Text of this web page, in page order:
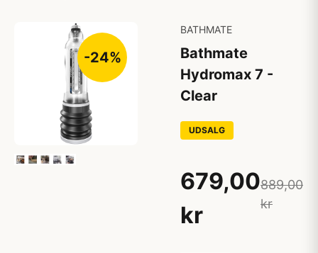
-24%
BATHMATE
Bathmate
Hydromax 7 -
Clear
UDSALG
679,00
kr
889,00
kr